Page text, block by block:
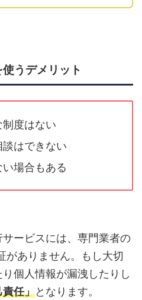
うデメリット
度はない
はできない
場合もある
ービスには、専門業者の
がありません。もし大切
個人情報が漏洩したりし
責任」となります。